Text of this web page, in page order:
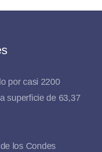
por casi 2200
superficie de 63,37